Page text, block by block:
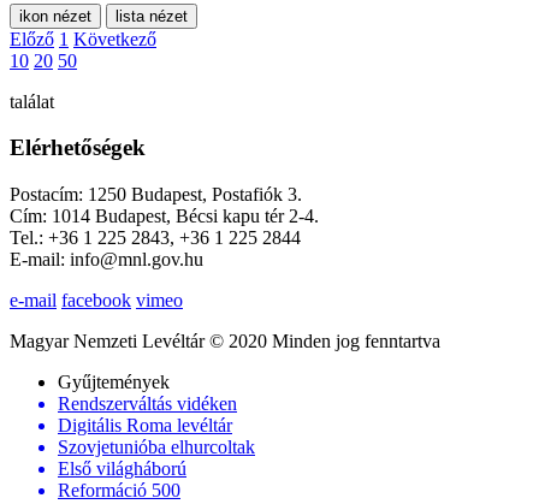
ikon nézet lista nézet
Előző 1 Következő
10 20 50
találat
Elérhetőségek
Postacím: 1250 Budapest, Postafiók 3.
Cím: 1014 Budapest, Bécsi kapu tér 2-4.
Tel.: +36 1 225 2843, +36 1 225 2844
E-mail: info@mnl.gov.hu
e-mail facebook vimeo
Magyar Nemzeti Levéltár © 2020 Minden jog fenntartva
Gyűjtemények
Rendszerváltás vidéken
Digitális Roma levéltár
Szovjetunióba elhurcoltak
Első világháború
Reformáció 500